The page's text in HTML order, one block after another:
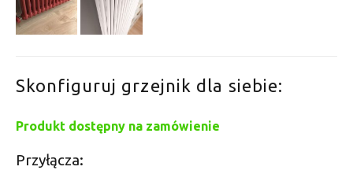
Skonfiguruj grzejnik dla siebie:
Produkt dostępny na zamówienie
Przyłącza: